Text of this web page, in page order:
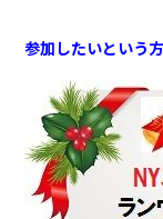
参加したいという